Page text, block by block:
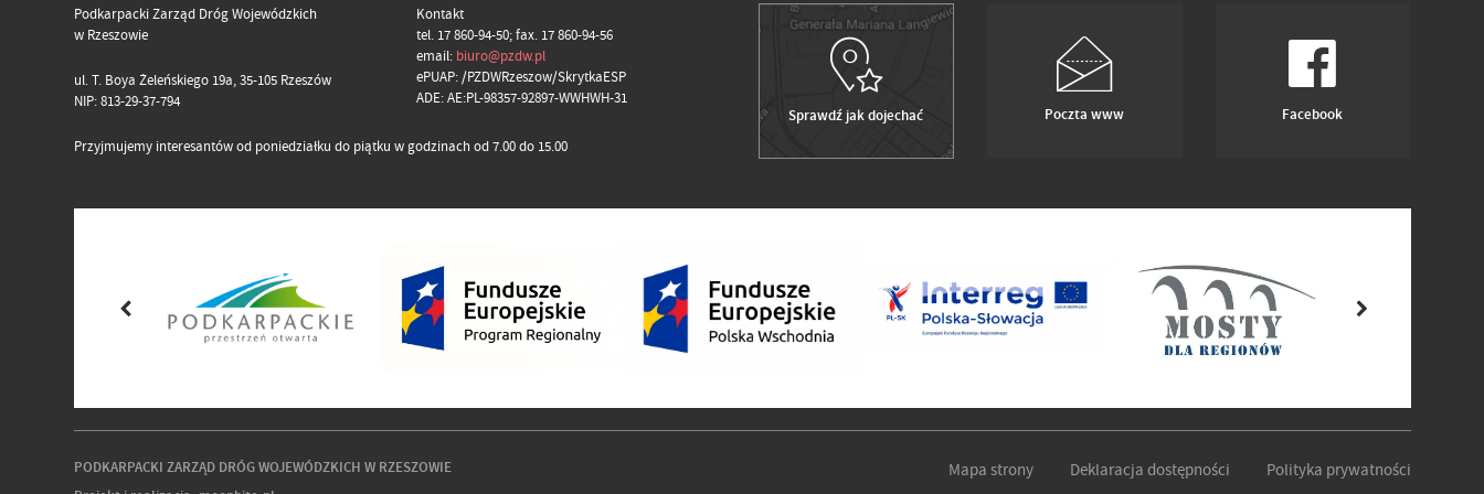
Podkarpacki Zarząd Dróg Wojewódzkich
w Rzeszowie
ul. T. Boya Żeleńskiego 19a, 35-105 Rzeszów
NIP: 813-29-37-794
Kontakt
tel. 17 860-94-50; fax. 17 860-94-56
email: biuro@pzdw.pl
ePUAP: /PZDWRzeszow/SkrytkaESP
ADE: AE:PL-98357-92897-WWHWH-31
Przyjmujemy interesantów od poniedziałku do piątku w godzinach od 7.00 do 15.00
Sprawdź jak dojechać Poczta www Facebook
PODKARPACKI ZARZĄD DRÓG WOJEWÓDZKICH W RZESZOWIE
Mapa strony Deklaracja dostępności Polityka prywatności